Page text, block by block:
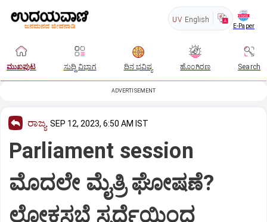
UV English
E-Paper
ಮುಖಪುಟ ಸುದ್ದಿ ವಿಭಾಗ ದಿನ ಭವಿಷ್ಯ ಹೊಂಗಿರಣ Search
ADVERTISEMENT
ರಾಜ್ಯ SEP 12, 2023, 6:50 AM IST
Parliament session
ಮೊದಲೇ ಮೈತ್ರಿ ಘೋಷಣೆ?
ಲೋಕಸಭೆ ಸ್ಪರ್ಧೆಯಿಂದ